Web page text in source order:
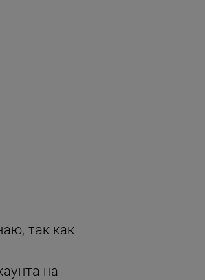
так как
на